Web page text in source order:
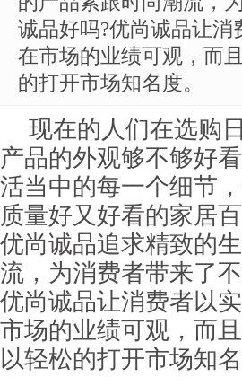
诚品好吗?优尚诚品让
在市场的业绩可观，而
的打开市场知名度。
现在的人们在选购
产品的外观够不够好
活当中的每一个细节
质量好又好看的家居
优尚诚品追求精致的
流，为消费者带来了
优尚诚品让消费者以
市场的业绩可观，而
以轻松的打开市场知名